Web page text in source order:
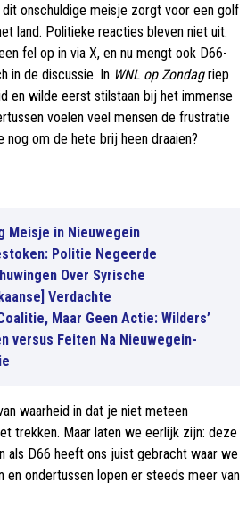
onschuldige meisje zorgt voor een golf
land. Politieke reacties bleven niet uit.
fel op in via X, en nu mengt ook D66-
in de discussie. In WNL op Zondagriep
en wilde eerst stilstaan bij het immense
voelen veel mensen de frustratie
nog om de hete brij heen draaien?
Meisje in Nieuwegein
Politie Negeerde
Over Syrische
Verdachte
Maar Geen Actie: Wilders’
versus Feiten Na Nieuwegein-
waarheid in dat je niet meteen
trekken. Maar laten we eerlijk zijn: deze
als D66 heeft ons juist gebracht waar we
en ondertussen lopen er steeds meer van